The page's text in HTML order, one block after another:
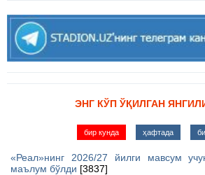
ЭНГ КЎП ЎҚИЛГАН
бир кунда ҳафтада
«Реал»нинг 2026/27 йилги мавсум
маълум бўлди [3837]